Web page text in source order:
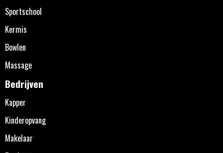
Sportschool
Kermis
Bowlen
Massage
Bedrijven
Kapper
Kinderopvang
Makelaar